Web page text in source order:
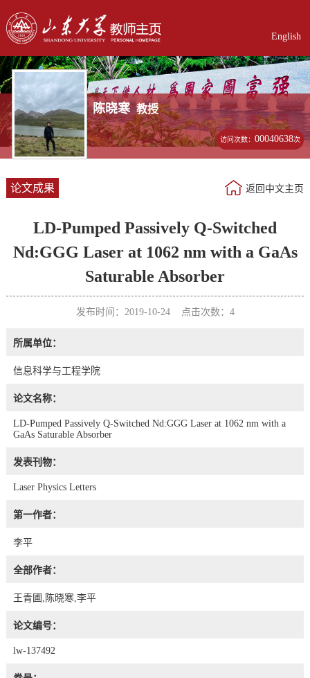
English
陈晓寒 教授
访问次数：00040638次
论文成果 返回中文主页
LD-Pumped Passively Q-Switched
Nd:GGG Laser at 1062 nm with a GaAs
Saturable Absorber
发布时间：2019-10-24 点击次数： 4
所属单位：
信息科学与工程学院
论文名称：
LD-Pumped Passively Q-Switched Nd:GGG Laser at 1062 nm with a
GaAs Saturable Absorber
发表刊物：
Laser Physics Letters
第一作者：
李平
全部作者：
王青圃,陈晓寒,李平
论文编号：
lw-137492